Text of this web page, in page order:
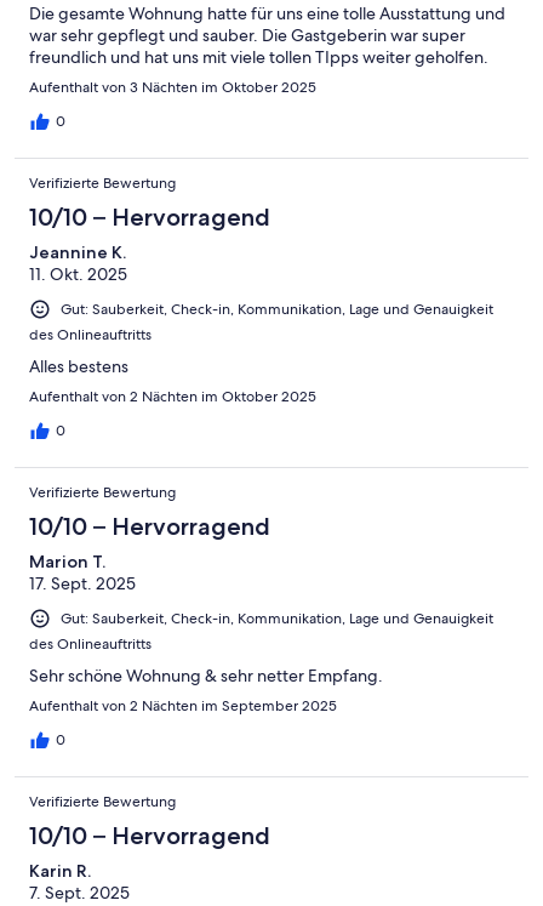
Die gesamte Wohnung hatte für uns eine tolle Ausstattung und
war sehr gepflegt und sauber. Die Gastgeberin war super
freundlich und hat uns mit viele tollen TIpps weiter geholfen.
Aufenthalt von 3 Nächten im Oktober 2025
0
Verifizierte Bewertung
10/10 – Hervorragend
Jeannine K.
11. Okt. 2025
Gut: Sauberkeit, Check-in, Kommunikation, Lage und Genauigkeit
des Onlineauftritts
Alles bestens
Aufenthalt von 2 Nächten im Oktober 2025
0
Verifizierte Bewertung
10/10 – Hervorragend
Marion T.
17. Sept. 2025
Gut: Sauberkeit, Check-in, Kommunikation, Lage und Genauigkeit
des Onlineauftritts
Sehr schöne Wohnung & sehr netter Empfang.
Aufenthalt von 2 Nächten im September 2025
0
Verifizierte Bewertung
10/10 – Hervorragend
Karin R.
7. Sept. 2025